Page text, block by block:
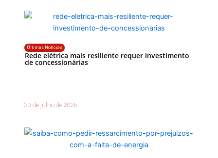
Últimas Notícias
Rede elétrica mais resiliente requer investimento
de concessionárias
30 de julho de 2026